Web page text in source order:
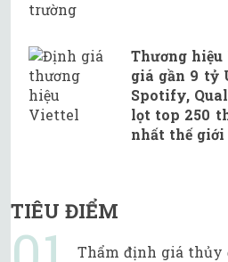
Thương
giá gần 9 tỷ
Spotify,
lọt top 250
nhất thế giới
TIÊU ĐIỂM
Thẩm định giá thủy